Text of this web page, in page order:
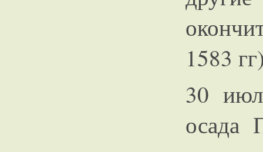
1583
30
осада